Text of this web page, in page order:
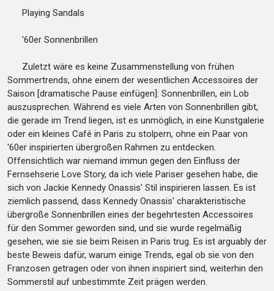
Playing Sandals
'60er Sonnenbrillen
Zuletzt wäre es keine Zusammenstellung von frühen
Sommertrends, ohne einem der wesentlichen Accessoires der
Saison [dramatische Pause einfügen]: Sonnenbrillen, ein Lob
auszusprechen. Während es viele Arten von Sonnenbrillen gibt,
die gerade im Trend liegen, ist es unmöglich, in eine Kunstgalerie
oder ein kleines Café in Paris zu stolpern, ohne ein Paar von
'60er inspirierten übergroßen Rahmen zu entdecken.
Offensichtlich war niemand immun gegen den Einfluss der
Fernsehserie Love Story, da ich viele Pariser gesehen habe, die
sich von Jackie Kennedy Onassis' Stil inspirieren lassen. Es ist
ziemlich passend, dass Kennedy Onassis' charakteristische
übergroße Sonnenbrillen eines der begehrtesten Accessoires
für den Sommer geworden sind, und sie wurde regelmäßig
gesehen, wie sie sie beim Reisen in Paris trug. Es ist arguably der
beste Beweis dafür, warum einige Trends, egal ob sie von den
Franzosen getragen oder von ihnen inspiriert sind, weiterhin den
Sommerstil auf unbestimmte Zeit prägen werden.